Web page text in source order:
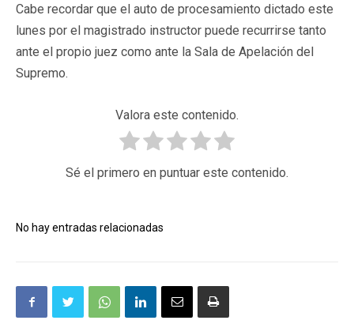
Cabe recordar que el auto de procesamiento dictado este
lunes por el magistrado instructor puede recurrirse tanto
ante el propio juez como ante la Sala de Apelación del
Supremo.
Valora este contenido.
Sé el primero en puntuar este contenido.
No hay entradas relacionadas